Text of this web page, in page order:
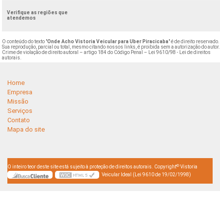
Verifique as regiões que
atendemos
O conteúdo do texto "Onde Acho Vistoria Veicular para Uber Piracicaba" é de direito reservado.
Sua reprodução, parcial ou total, mesmo citando nossos links, é proibida sem a autorização do autor.
Crime de violação de direito autoral – artigo 184 do Código Penal –
Lei 9610/98 - Lei de direitos
autorais
Home
Empresa
Missão
Serviços
Contato
Mapa do site
O inteiro teor deste site está sujeito à proteção de direitos autorais. Copyright© Vistoria
Veicular Ideal (Lei 9610 de 19/02/1998)